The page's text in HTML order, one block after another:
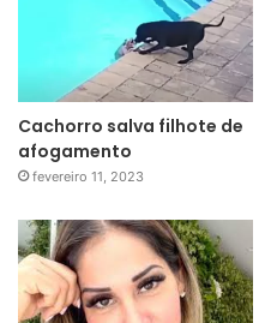
Cachorro salva filhote de
afogamento
fevereiro 11, 2023